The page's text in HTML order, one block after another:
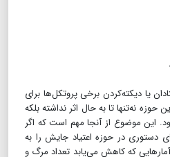
یا دیکته‌کردن برخی پروتکل‌ها برای
حوزه نه‌تنها تا به حال اثر نداشته بلکه
این موضوع از آنجا مهم است که اگر
دستوری در حوزه اعتیاد جایش را به
که کاهش می‌یابد تعداد مرگ و